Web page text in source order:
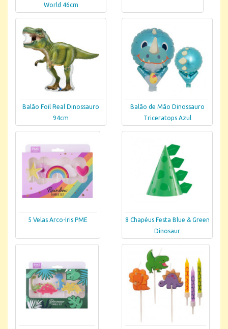
World 46cm
Balão Foil Real Dinossauro
94cm
Balão de Mão Dinossauro
Triceratops Azul
5 Velas Arco-Iris PME
8 Chapéus Festa Blue & Green
Dinosaur